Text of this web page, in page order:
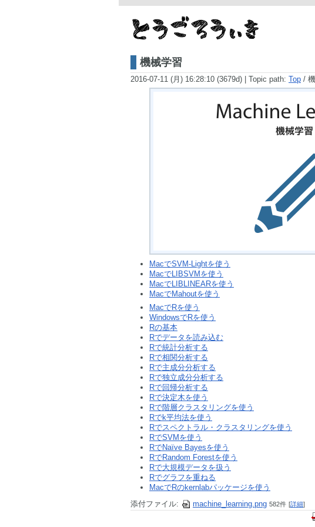
機械学習
2016-07-11 (月) 16:28:10 (3679d) Topic path: Top /
MacでSVM-Lightを使う
MacでLIBSVMを使う
MacでLIBLINEARを使う
MacでMahoutを使う
MacでRを使う
WindowsでRを使う
Rの基本
Rでデータを読み込む
Rで統計分析する
Rで相関分析する
Rで主成分分析する
Rで独立成分分析する
Rで回帰分析する
Rで決定木を使う
Rで階層クラスタリングを使う
Rでk平均法を使う
Rでスペクトラル・クラスタリングを使う
RでSVMを使う
RでNaïve Bayesを使う
RでRandom Forestを使う
Rで大規模データを扱う
Rでグラフを重ねる
MacでRのkernlabパッケージを使う
添付ファイル:
machine_learning.png 582件 [詳細]